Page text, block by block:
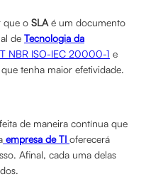
que o SLAé um documento
de Tecnologia da
NBR ISO-IEC 20000-1 e
tenha maior efetividade.
de maneira contínua que
empresa de TI oferecerá
Afinal, cada uma delas